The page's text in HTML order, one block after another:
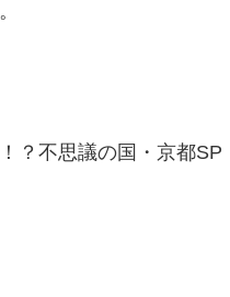
？不思議の国・京都SP